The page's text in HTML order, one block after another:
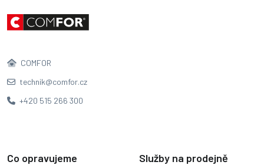
COMFOR
technik@comfor.cz
+420 515 266 300
Co opravujeme Služby na prodejně